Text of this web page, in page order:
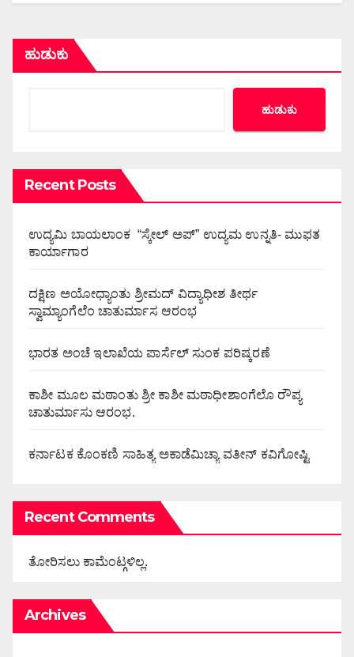
ಹುಡುಕು
ಹುಡುಕು
Recent Posts
ಉದ್ಯಮಿ ಬಾಯಲಾಂಕ “ಸ್ಕೇಲ್ ಅಪ್” ಉದ್ಯಮ ಉನ್ನತಿ- ಮುಫತ
ಕಾರ್ಯಾಗಾರ
ದಕ್ಷಿಣ ಅಯೋಧ್ಯಾಂತು ಶ್ರೀಮದ್ ವಿದ್ಯಾಧೀಶ ತೀರ್ಥ
ಸ್ವಾಮ್ಯಾಂಗೆಲೆಂ ಚಾತುರ್ಮಾಸ ಆರಂಭ
ಭಾರತ ಅಂಚೆ ಇಲಾಖೆಯ ಪಾರ್ಸೆಲ್ ಸುಂಕ ಪರಿಷ್ಕರಣೆ
ಕಾಶೀ ಮೂಲ ಮಠಾಂತು ಶ್ರೀ ಕಾಶೀ ಮಠಾಧೀಶಾಂಗೆಲೊ ರೌಪ್ಯ
ಚಾತುರ್ಮಾಸು ಆರಂಭ.
ಕರ್ನಾಟಕ ಕೊಂಕಣಿ ಸಾಹಿತ್ಯ ಅಕಾಡೆಮಿಚ್ಯಾ ವತೀನ್ ಕವಿಗೋಷ್ಟಿ
Recent Comments
ತೋರಿಸಲು ಕಾಮೆಂಟ್ಗಳಿಲ್ಲ.
Archives